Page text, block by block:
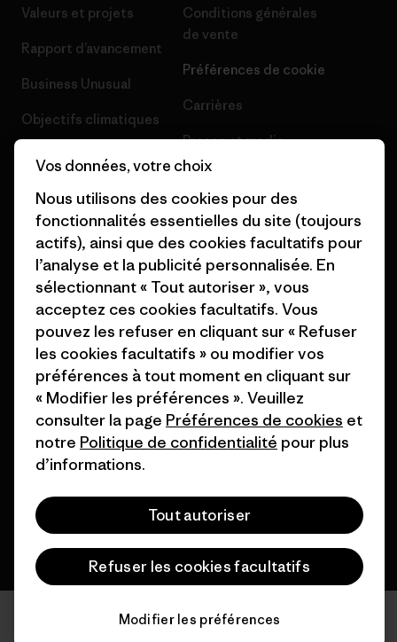
Valeurs et projets
Rapport d’avancement
Business Unusual
Objectifs climatiques
1% For The Planet
Comment nous
finançons
Cartes cadeaux
Nos magasins
Conditions générales
de vente
Préférences de cookie
Carrières
Presse et media
Industry program
Programme d’affiliation
Patagonia Belgique Plan du
site
© 2026 Patagonia, Inc. All Rights Reserved.
français
Vos données, votre choix
Nous utilisons des cookies pour des
fonctionnalités essentielles du site (toujours
actifs), ainsi que des cookies facultatifs pour
l’analyse et la publicité personnalisée. En
sélectionnant « Tout autoriser », vous
acceptez ces cookies facultatifs. Vous
pouvez les refuser en cliquant sur « Refuser
les cookies facultatifs » ou modifier vos
préférences à tout moment en cliquant sur
« Modifier les préférences ». Veuillez
consulter la page Préférences de cookies et
notre Politique de confidentialité pour plus
d’informations.
Tout autoriser
Refuser les cookies facultatifs
Modifier les préférences